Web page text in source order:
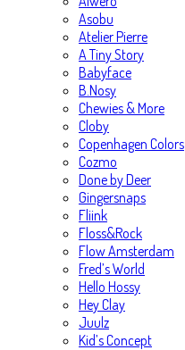
Asobu
Atelier Pierre
A Tiny Story
Babyface
B.Nosy
Chewies & More
Cloby
Copenhagen Colors
Cozmo
Done by Deer
Gingersnaps
Fliink
Floss&Rock
Flow Amsterdam
Fred’s World
Hello Hossy
Hey Clay
Juulz
Kid’s Concept